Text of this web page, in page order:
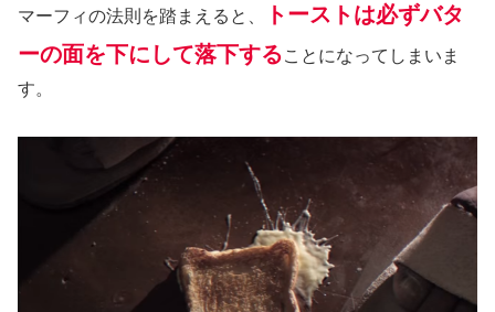
マーフィの法則を踏まえると、
トーストは必ずバタ
ーの面を下にして落下することになってしまいま
す。